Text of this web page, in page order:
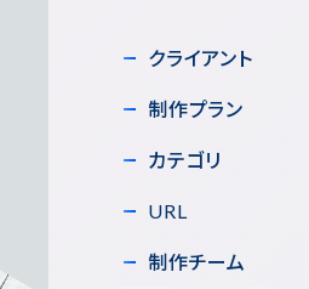
クライアント
制作プラン
カテゴリ
URL
制作チーム